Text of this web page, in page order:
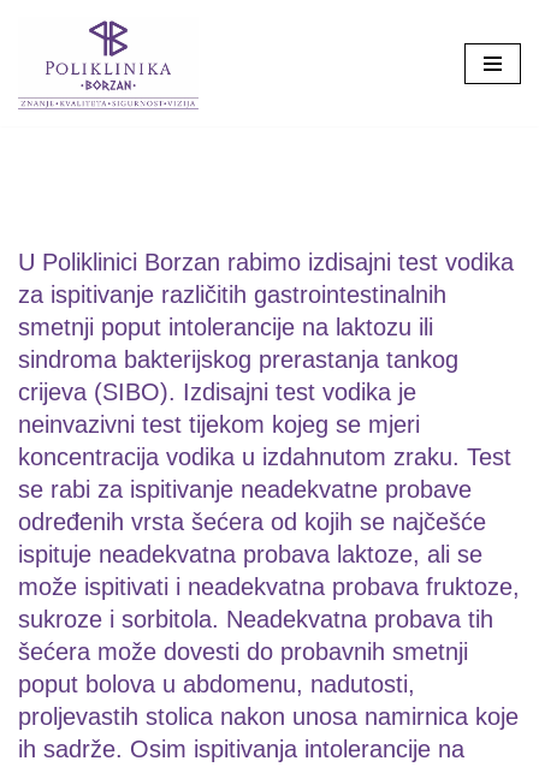
Skip
to
U Poliklinici Borzan rabimo izdisajni test vodika
za ispitivanje različitih gastrointestinalnih
smetnji poput intolerancije na laktozu ili
sindroma bakterijskog prerastanja tankog
crijeva (SIBO). Izdisajni test vodika je
neinvazivni test tijekom kojeg se mjeri
koncentracija vodika u izdahnutom zraku. Test
se rabi za ispitivanje neadekvatne probave
određenih vrsta šećera od kojih se najčešće
ispituje neadekvatna probava laktoze, ali se
može ispitivati i neadekvatna probava fruktoze,
sukroze i sorbitola. Neadekvatna probava tih
šećera može dovesti do probavnih smetnji
poput bolova u abdomenu, nadutosti,
proljevastih stolica nakon unosa namirnica koje
ih sadrže. Osim ispitivanja intolerancije na